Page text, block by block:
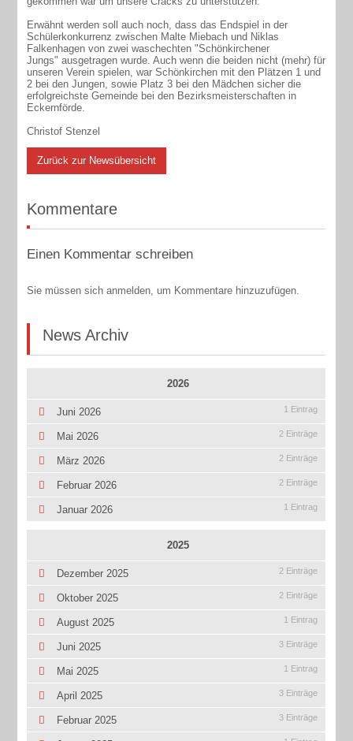
Erwähnt werden soll auch noch, dass das Endspiel in der
Schülerkonkurrenz zwischen Malte Miebach und Niklas
Falkenhagen von zwei waschechten "Schönkirchener
Jungs" ausgetragen wurde. Auch wenn die beiden nicht (mehr) für
unseren Verein spielen, war Schönkirchen mit den Plätzen 1 und
2 bei den Jungen, sowie Platz 3 bei den Mädchen sicher die
erfolgreichste Gemeinde bei den Bezirksmeisterschaften in
Eckernförde.
Christof Stenzel
Zurück zur Newsübersicht
Kommentare
Einen Kommentar schreiben
Sie müssen sich anmelden, um Kommentare hinzuzufügen.
News Archiv
2026
Juni 2026 1 Eintrag
Mai 2026 2 Einträge
März 2026 2 Einträge
Februar 2026 2 Einträge
Januar 2026 1 Eintrag
2025
Dezember 2025 2 Einträge
Oktober 2025 2 Einträge
August 2025 1 Eintrag
Juni 2025 3 Einträge
Mai 2025 1 Eintrag
April 2025 3 Einträge
Februar 2025 3 Einträge